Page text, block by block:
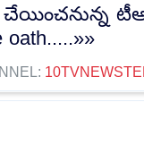
చేయించనున్న
oath.....»»